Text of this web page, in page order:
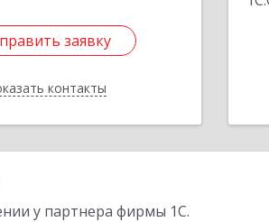
заявку
контакты
заявку
Назад
у партнера фирмы 1С.